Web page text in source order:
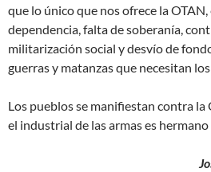
que lo único que nos ofrece la OTAN,
dependencia, falta de soberanía,
militarización social y desvío de
guerras y matanzas que necesitan
Los pueblos se manifiestan contra la
el industrial de las armas es